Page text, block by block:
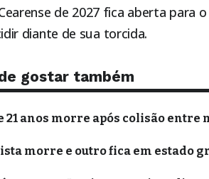
de 2027 fica aberta para
diante de sua torcida.
gostar também
21 anos morre após colisão
morre e outro fica em estado